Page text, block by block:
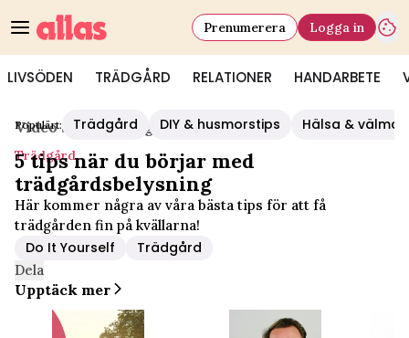
LIVSÖDEN TRÄDGÅRD RELATIONER HANDARBETE
Prenumerera Logga in
Populärt: Trädgård DIY & husmorstips Hälsa &
Video Start/Trädgård
Trädgård
5 tips när du börjar med
trädgårdsbelysning
Här kommer några av våra bästa tips för att få
trädgården fin på kvällarna!
Do It Yourself Trädgård
Dela
Upptäck mer